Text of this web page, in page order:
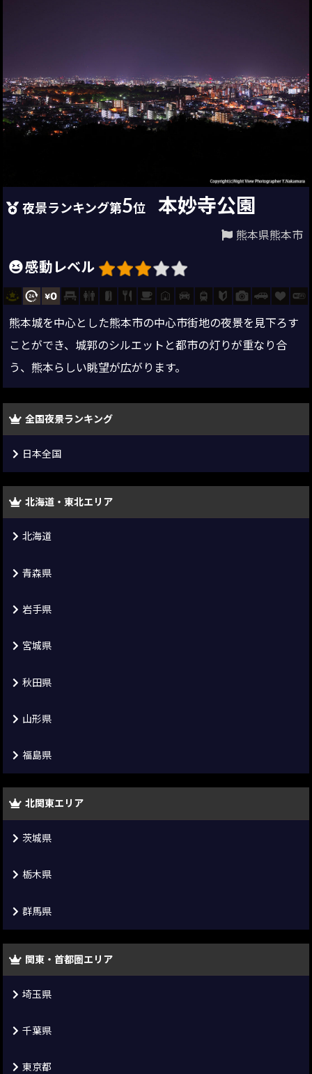
夜景ランキング第5位 本妙寺公園
熊本県熊本市
感動レベル
熊本城を中心とした熊本市の中心市街地の夜景を見下ろす
ことができ、城郭のシルエットと都市の灯りが重なり合
う、熊本らしい眺望が広がります。
全国夜景ランキング
日本全国
北海道・東北エリア
北海道
青森県
岩手県
宮城県
秋田県
山形県
福島県
北関東エリア
茨城県
栃木県
群馬県
関東・首都圏エリア
埼玉県
千葉県
東京都